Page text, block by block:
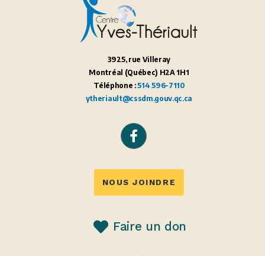
3925, rue Villeray
Montréal (Québec) H2A 1H1
Téléphone :514 596-7110
ytheriault@cssdm.gouv.qc.ca
NOUS JOINDRE
Faire un don